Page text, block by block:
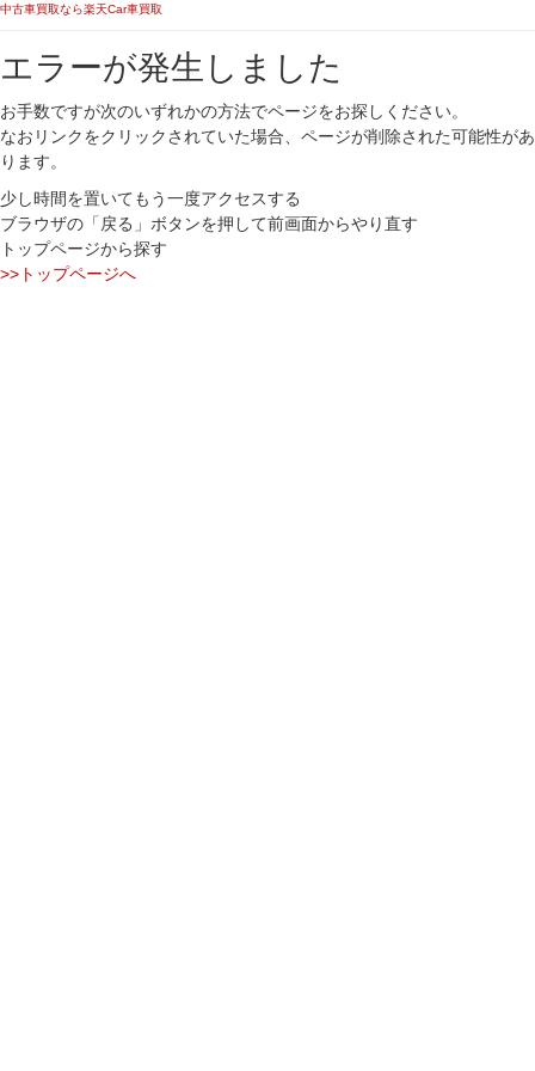
中古車買取なら楽天Car車買取
エラーが発生しました
お手数ですが次のいずれかの方法でページをお探しください。
なおリンクをクリックされていた場合、ページが削除された可能性があ
ります。
少し時間を置いてもう一度アクセスする
ブラウザの「戻る」ボタンを押して前画面からやり直す
トップページから探す
>>トップページへ